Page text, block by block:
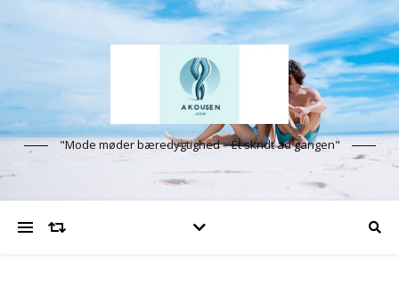
"Mode møder bæredygtighed – Ét skridt ad gangen"